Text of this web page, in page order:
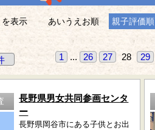
表示 あいうえお順 親子評価順
1 ... 26 27 28 29
長野県男女共同参画センタ
ー
長野県岡谷市にある子供とお出